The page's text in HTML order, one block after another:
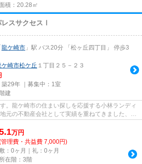
積：20.28㎡
レスサクセスⅠ
龍ケ崎市 」駅 バス20分 「松ヶ丘四丁目」 停歩3
ケ崎市松ケ丘 １丁目２５－２３
29年 ｜募集中： 1室
建
。龍ケ崎市の住まい探しを応援する小林ランディ
元の不動産会社として実績を重ねてきました、住
万円
管理費・共益費 7,000円)
敷：0ヶ月｜礼：0ヶ月
所在階：3階